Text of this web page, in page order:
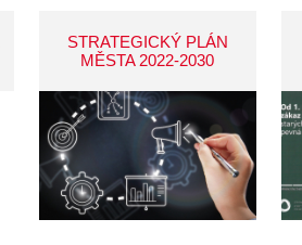
STRATEGICKÝ PLÁN
MĚSTA 2022-2030